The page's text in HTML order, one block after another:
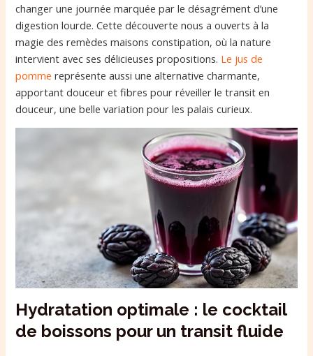
changer une journée marquée par le désagrément d’une
digestion lourde. Cette découverte nous a ouverts à la
magie des remèdes maisons constipation, où la nature
intervient avec ses délicieuses propositions. Le jus de
pomme représente aussi une alternative charmante,
apportant douceur et fibres pour réveiller le transit en
douceur, une belle variation pour les palais curieux.
Hydratation optimale : le cocktail
de boissons pour un transit fluide